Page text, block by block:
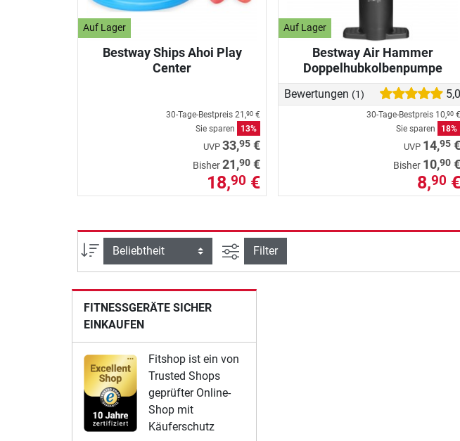
Auf Lager
Bestway Ships Ahoi Play
Center
30-Tage-Bestpreis 21,90 €
Sie sparen
13%
UVP 33,95 €
Bisher21,90 €
18,90 €
Auf Lager
Bestway Air Hammer
Doppelhubkolbenpumpe
Bewertungen (1) 5,0
30-Tage-Bestpreis 10,90 €
Sie sparen
18%
UVP 14,95 €
Bisher 10,90 €
8,90 €
Sortierung Ansicht filtern
Filter
FITNESSGERÄTE SICHER
EINKAUFEN
Fitshop ist ein von
Trusted Shops
geprüfter Online-
Shop mit
Käuferschutz